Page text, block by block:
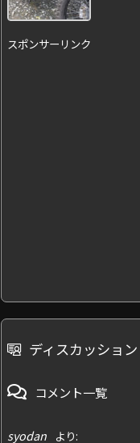
スポンサーリンク
ディスカッション
コメント一覧
syodan より: